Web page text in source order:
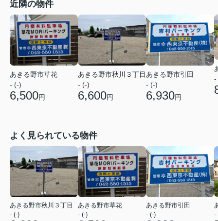
近隣の物件
あきる野市草花
- (-)
6,500円
あきる野市秋川３丁目
- (-)
6,600円
あきる野市引田
- (-)
6,930円
-
よく見られている物件
あきる野市秋川３丁目
- (-)
あきる野市草花
- (-)
あきる野市引田
- (-)
-